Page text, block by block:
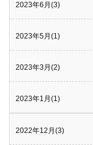
2023年6月(3)
2023年5月(1)
2023年3月(2)
2023年1月(1)
2022年12月(3)